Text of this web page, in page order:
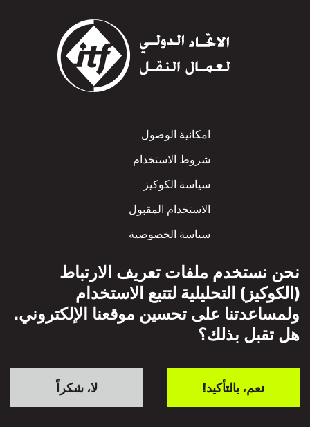
Footer
امكانية الوصول
شروط الاستخدام
سياسة الكوكيز
الاستخدام المقبول
سياسة الخصوصية
نحن نستخدم ملفات تعريف الارتباط
(الكوكيز) التحليلية لتتبع الاستخدام
ولمساعدتنا على تحسين موقعنا الإلكتروني.
هل تقبل بذلك؟
لا، شكراً نعم، بالتأكيد!